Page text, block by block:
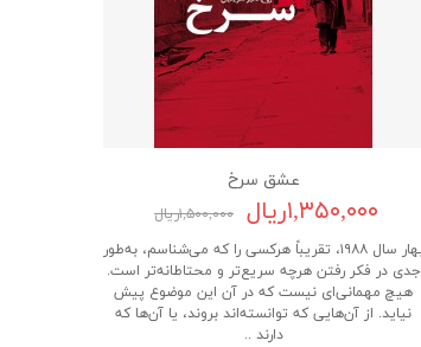
عشق سرخ
۱,۳۵۰,۰۰۰ریال
۱,۵۰۰,۰۰۰ریال
بهار سال ۱۹۸۸، تقریباً هرکسی را که می‌شناسم، به‌طور
جدی در فکر رفتن هرچه سریع‌تر و محتاطانه‌تر است.
هیچ مهمانی‌ای نیست که در آن این موضوع پیش
نیاید. از آن‌هایی که توانسته‌اند بروند، یا آن‌ها که
دارند ..